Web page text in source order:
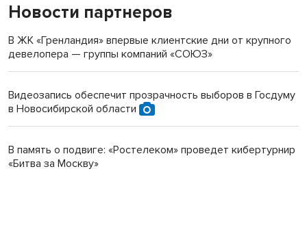
Новости партнеров
В ЖК «Гренландия» впервые клиентские дни от крупного
девелопера — группы компаний «СОЮЗ»
Видеозапись обеспечит прозрачность выборов в Госдуму
в Новосибирской области
В память о подвиге: «Ростелеком» проведет кибертурнир
«Битва за Москву»